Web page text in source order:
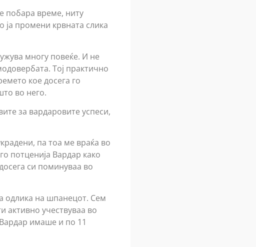
побара време, ниту
ја промени крвната слика
многу повеќе. И не
Тој практично
кое досега го
во него.
за вардаровите успеси,
па тоа ме враќа во
потценија Вардар како
си поминуваа во
одлика на шпанецот. Сем
активно учествуваа во
имаше и по 11